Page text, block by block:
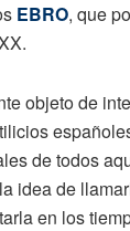
EBRO, que
objeto de
de todos
idea de
en los